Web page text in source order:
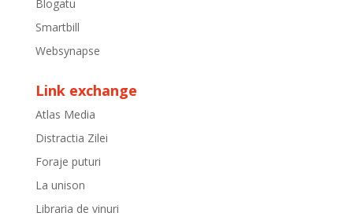
Blogatu
Smartbill
Websynapse
Link exchange
Atlas Media
Distractia Zilei
Foraje puturi
La unison
Libraria de vinuri